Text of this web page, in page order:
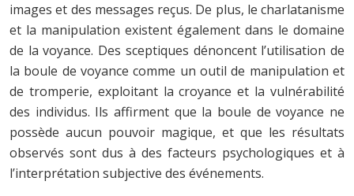
images et des messages reçus. De plus, le charlatanisme
et la manipulation existent également dans le domaine
de la voyance. Des sceptiques dénoncent l’utilisation de
la boule de voyance comme un outil de manipulation et
de tromperie, exploitant la croyance et la vulnérabilité
des individus. Ils affirment que la boule de voyance ne
possède aucun pouvoir magique, et que les résultats
observés sont dus à des facteurs psychologiques et à
l’interprétation subjective des événements.